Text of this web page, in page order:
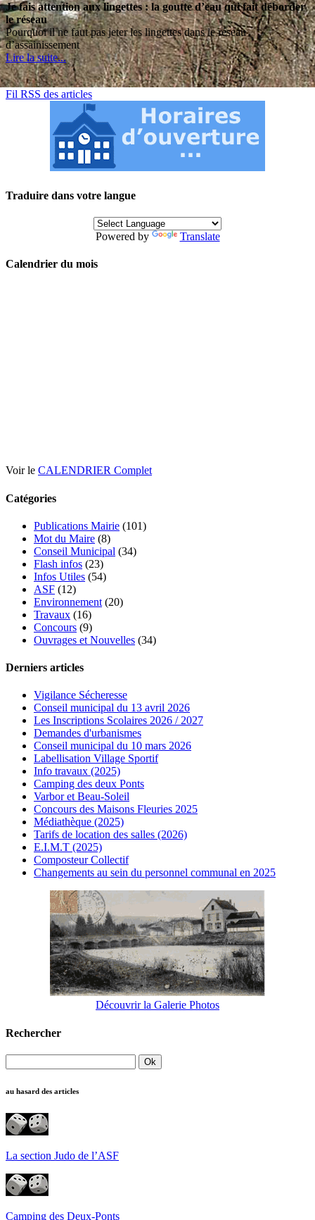
Je fais attention aux lingettes : la goutte d’eau qui fait déborder
le réseau
Pourquoi il ne faut pas jeter les lingettes dans le réseau
d’assainissement
Lire la suite...
Fil RSS des articles
Traduire dans votre langue
Powered by Translate
Calendrier du mois
Voir le CALENDRIER Complet
Catégories
Publications Mairie (101)
Mot du Maire (8)
Conseil Municipal (34)
Flash infos (23)
Infos Utiles (54)
ASF (12)
Environnement (20)
Travaux (16)
Concours (9)
Ouvrages et Nouvelles (34)
Derniers articles
Vigilance Sécheresse
Conseil municipal du 13 avril 2026
Les Inscriptions Scolaires 2026 / 2027
Demandes d'urbanismes
Conseil municipal du 10 mars 2026
Labellisation Village Sportif
Info travaux (2025)
Camping des deux Ponts
Varbor et Beau-Soleil
Concours des Maisons Fleuries 2025
Médiathèque (2025)
Tarifs de location des salles (2026)
E.I.M.T (2025)
Composteur Collectif
Changements au sein du personnel communal en 2025
Découvrir la Galerie Photos
Rechercher
au hasard des articles
La section Judo de l’ASF
Camping des Deux-Ponts